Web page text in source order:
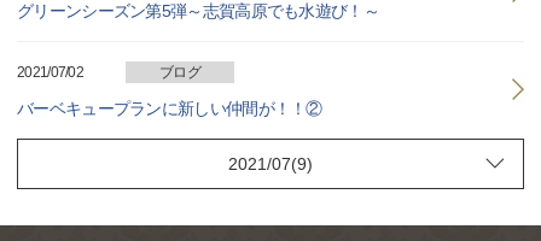
グリーンシーズン第5弾～志賀高原でも水遊び！～
2021/07/02 ブログ
バーベキュープランに新しい仲間が！！②